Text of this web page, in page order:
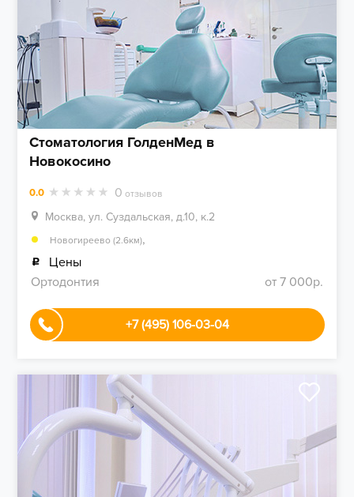
Стоматология ГолденМед в
Новокосино
0.0 0 отзывов
Москва, ул. Суздальская, д.10, к.2
Новогиреево (2.6км),
Цены
Ортодонтия
от 7 000р.
+7 (495) 106-03-04